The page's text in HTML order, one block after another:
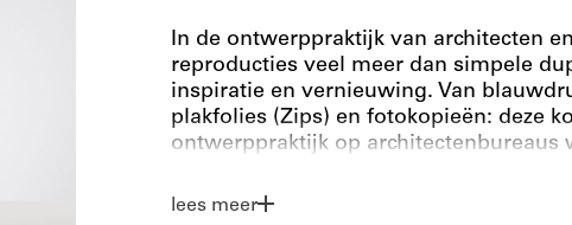
In de ontwerppraktijk van architecten
reproducties veel meer dan simpele
inspiratie en vernieuwing. Van
plakfolies (Zips) en fotokopieën: deze
ontwerppraktijk op architectenbureaus
Originele kopieën
lees meer